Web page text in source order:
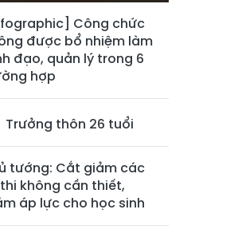
Công chức
được bổ nhiệm làm
đạo, quản lý trong 6
hợp
Trưởng thôn 26 tuổi
tướng: Cắt giảm các
không cần thiết,
áp lực cho học sinh